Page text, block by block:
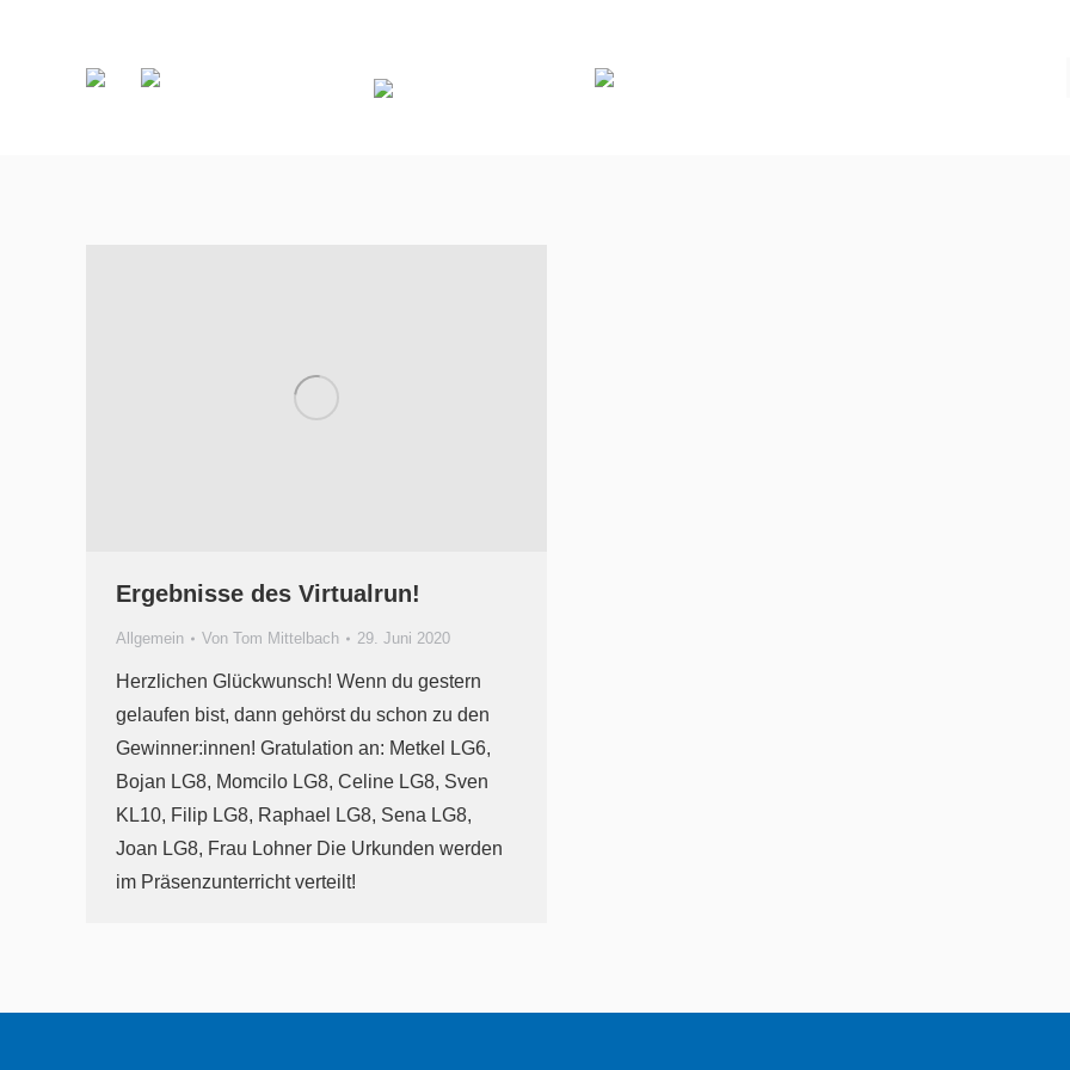
Ergebnisse des Virtualrun!
Allgemein Von Tom Mittelbach 29. Juni 2020
Herzlichen Glückwunsch! Wenn du gestern
gelaufen bist, dann gehörst du schon zu den
Gewinner:innen! Gratulation an: Metkel LG6,
Bojan LG8, Momcilo LG8, Celine LG8, Sven
KL10, Filip LG8, Raphael LG8, Sena LG8,
Joan LG8, Frau Lohner Die Urkunden werden
im Präsenzunterricht verteilt!